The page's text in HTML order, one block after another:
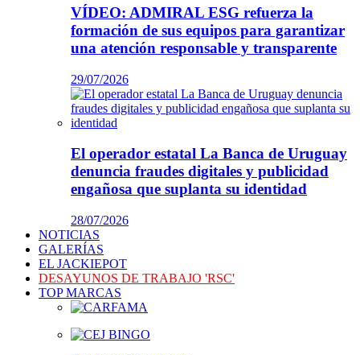
VÍDEO: ADMIRAL ESG refuerza la
formación de sus equipos para garantizar
una atención responsable y transparente
29/07/2026
El operador estatal La Banca de Uruguay
denuncia fraudes digitales y publicidad
engañosa que suplanta su identidad
28/07/2026
NOTICIAS
GALERÍAS
EL JACKIEPOT
DESAYUNOS DE TRABAJO 'RSC'
TOP MARCAS